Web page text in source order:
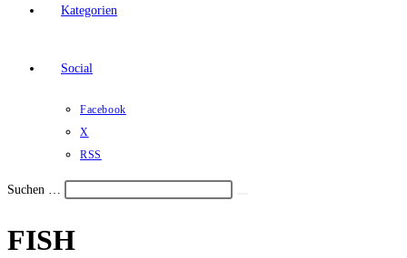
Kategorien
Social
Facebook
X
RSS
Suchen …
den
FISH